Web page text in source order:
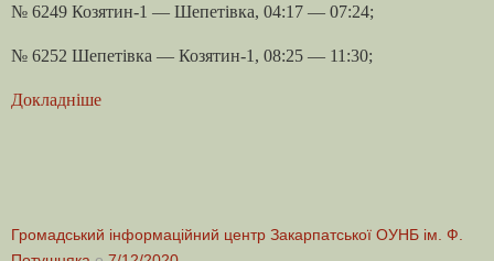
№ 6249 Козятин-1 — Шепетівка, 04:17 — 07:24;
№ 6252 Шепетівка — Козятин-1, 08:25 — 11:30;
Докладніше
Громадський інформаційний центр Закарпатської ОУНБ ім. Ф.